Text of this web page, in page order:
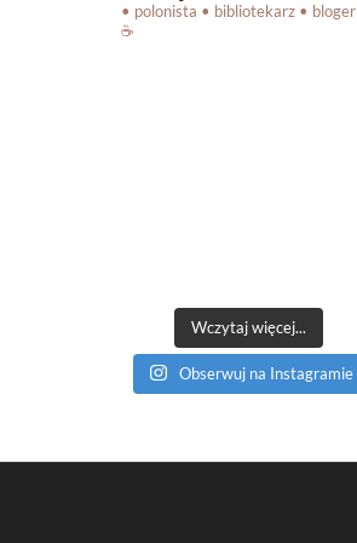
• polonista • bibliotekarz • bloger
☕️
Wczytaj więcej...
Obserwuj na Instagramie